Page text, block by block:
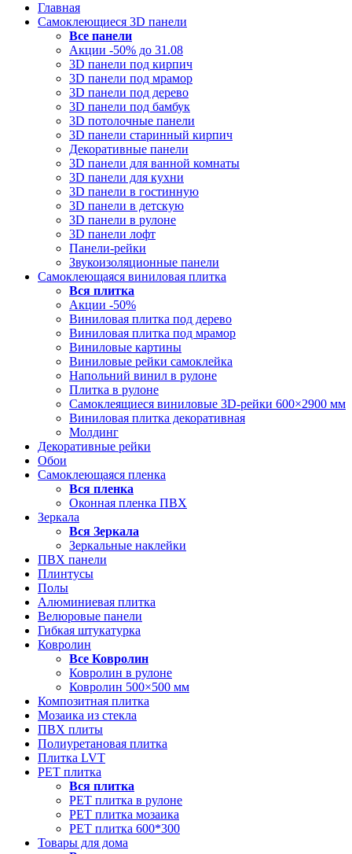
Главная
Самоклеющиеся 3D панели
Все панели
Акции -50% до 31.08
3D панели под кирпич
3D панели под мрамор
3D панели под дерево
3D панели под бамбук
3D потолочные панели
3D панели старинный кирпич
Декоративные панели
3D панели для ванной комнаты
3D панели для кухни
3D панели в гостинную
3D панели в детскую
3D панели в рулоне
3D панели лофт
Панели-рейки
Звукоизоляционные панели
Самоклеющаяся виниловая плитка
Вся плитка
Акции -50%
Виниловая плитка под дерево
Виниловая плитка под мрамор
Виниловые картины
Виниловые рейки самоклейка
Напольний винил в рулоне
Плитка в рулоне
Самоклеящиеся виниловые 3D‑рейки 600×2900 мм
Виниловая плитка декоративная
Молдинг
Декоративные рейки
Обои
Самоклеющаяся пленка
Вся пленка
Оконная пленка ПВХ
Зеркала
Вся Зеркала
Зеркальные наклейки
ПВХ панели
Плинтусы
Полы
Алюминиевая плитка
Велюровые панели
Гибкая штукатурка
Ковролин
Все Ковролин
Ковролин в рулоне
Ковролин 500×500 мм
Композитная плитка
Мозаика из стекла
ПВХ плиты
Полиуретановая плитка
Плитка LVT
РЕТ плитка
Вся плитка
РЕТ плитка в рулоне
РЕТ плитка мозаика
РЕТ плитка 600*300
Товары для дома